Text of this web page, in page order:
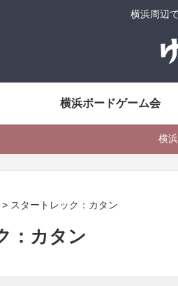
横浜周辺
横浜ボードゲーム会
横
> スタートレック：カタン
：カタン